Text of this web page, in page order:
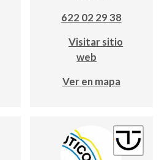
622 02 29 38
Visitar sitio
web
Ver en mapa